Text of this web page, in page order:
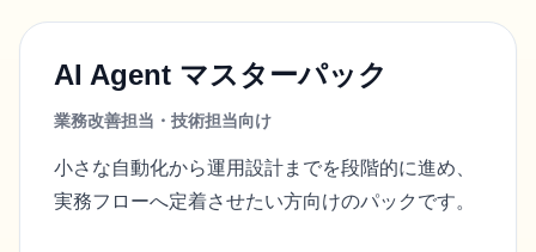
AI Agent マスターパック
業務改善担当・技術担当向け
小さな自動化から運用設計までを段階的に進め、
実務フローへ定着させたい方向けのパックです。